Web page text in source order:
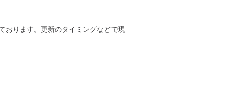
おります。更新のタイミングなどで現